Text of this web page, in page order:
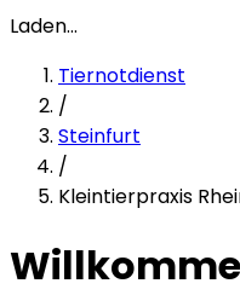
Laden...
Tiernotdienst
/
Steinfurt
/
Kleintierpraxis